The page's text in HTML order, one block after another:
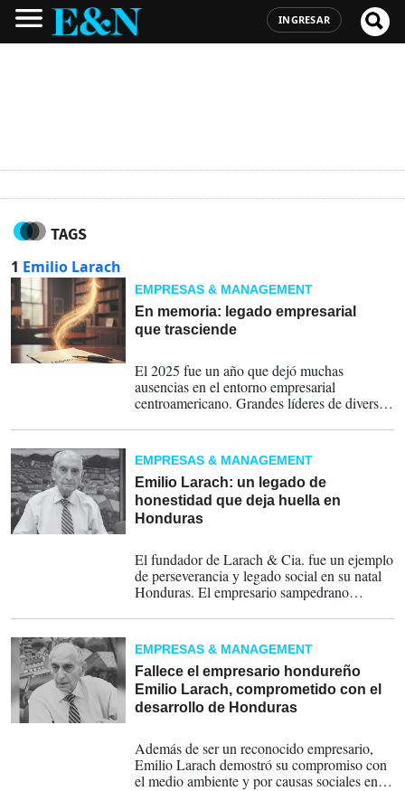
INGRESAR
TAGS
1 Emilio Larach
EMPRESAS & MANAGEMENT
En memoria: legado empresarial
que trasciende
El 2025 fue un año que dejó muchas
ausencias en el entorno empresarial
centroamericano. Grandes líderes de diversos
otro plano, pero dejan para la posteridad sus
historias de liderazgo, éxito, reinvención,
innovación y filantropía, las que ahora sirven
como faro de inspiración para nuevas
generaciones de emprendedores que aspiran
a replicar su filosofía y valores.
EMPRESAS & MANAGEMENT
Emilio Larach: un legado de
honestidad que deja huella en
Honduras
El fundador de Larach & Cia. fue un ejemplo
de perseverancia y legado social en su natal
Honduras. El empresario sampedrano
reiteradamente como uno de los líderes de
Alta Confianza por Revista Estrategia &
Negocios.
EMPRESAS & MANAGEMENT
Fallece el empresario hondureño
Emilio Larach, comprometido con el
desarrollo de Honduras
Además de ser un reconocido empresario,
Emilio Larach demostró su compromiso con
el medio ambiente y por causas sociales en